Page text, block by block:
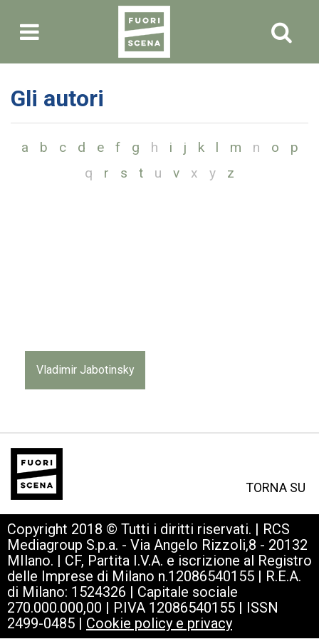
Gli autori
a b c d e f g h i j k l m n o
p
q
r s t u v x y z
Vladimir Jabotinsky
TORNA SU
Copyright 2018 © Tutti i diritti riservati. | RCS
Mediagroup S.p.a. - Via Angelo Rizzoli,8 - 20132
MIlano. | CF, Partita I.V.A. e iscrizione al Registro
delle Imprese di Milano n.12086540155 | R.E.A.
di Milano: 1524326 | Capitale sociale
270.000.000,00 | P.IVA 12086540155 | ISSN
2499-0485 | Cookie policy e privacy